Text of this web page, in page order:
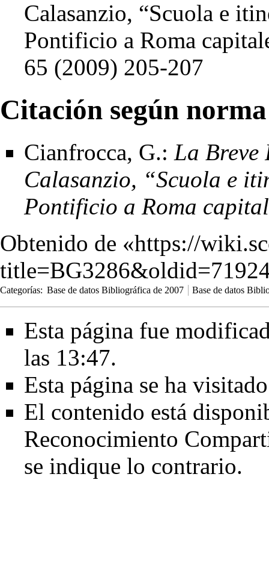
Calasanzio, “Scuola e
Pontificio a Roma
65 (2009) 205-207
Citación según
Cianfrocca, G.: La Breve
Calasanzio, “Scuola e
Pontificio a Roma
Obtenido de «https://
Categorías: Base de datos Bibliográfica de 2007 Base de datos
Esta página fue
las 13:47.
Esta página se ha
El contenido está
Reconocimiento
se indique lo contrario.